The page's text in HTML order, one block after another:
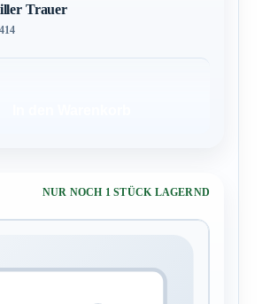
Trauer
NUR NOCH 1 STÜCK LAGERND